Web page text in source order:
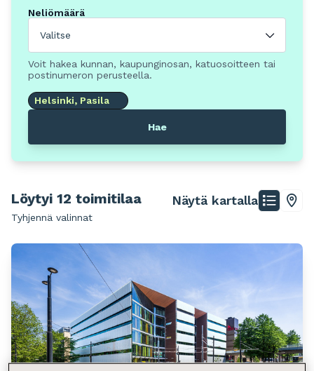
Neliömäärä
Valitse
Voit hakea kunnan, kaupunginosan, katuosoitteen tai
postinumeron perusteella.
Helsinki, Pasila
Hae
Löytyi 12 toimitilaa
Tyhjennä valinnat
Näytä kartalla